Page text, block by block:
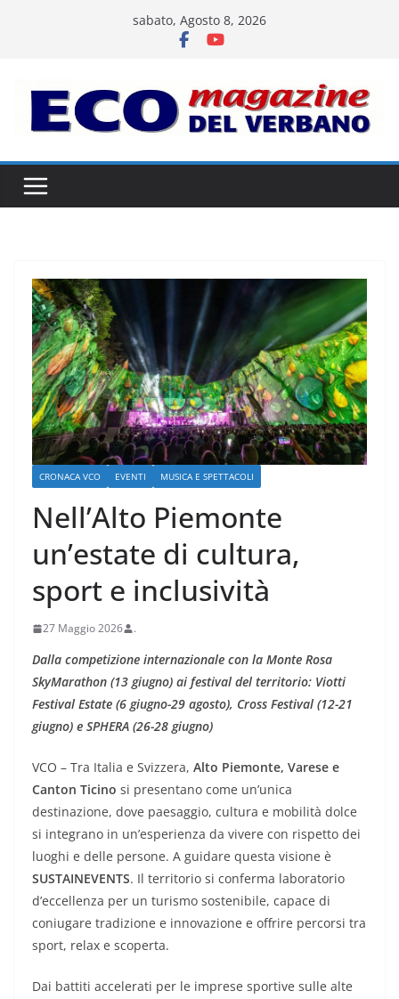
sabato, Agosto 8, 2026
CRONACA VCO EVENTI MUSICA E SPETTACOLI
Nell’Alto Piemonte
un’estate di cultura,
sport e inclusività
27 Maggio 2026 .
Dalla competizione internazionale con la Monte Rosa
SkyMarathon (13 giugno) ai festival del territorio: Viotti
Festival Estate (6 giugno-29 agosto), Cross Festival (12-21
giugno) e SPHERA (26-28 giugno)
VCO – Tra Italia e Svizzera, Alto Piemonte, Varese e
Canton Ticino si presentano come un’unica
destinazione, dove paesaggio, cultura e mobilità dolce
si integrano in un’esperienza da vivere con rispetto dei
luoghi e delle persone. A guidare questa visione è
SUSTAINEVENTS. Il territorio si conferma laboratorio
d’eccellenza per un turismo sostenibile, capace di
coniugare tradizione e innovazione e offrire percorsi tra
sport, relax e scoperta.
Dai battiti accelerati per le imprese sportive sulle alte